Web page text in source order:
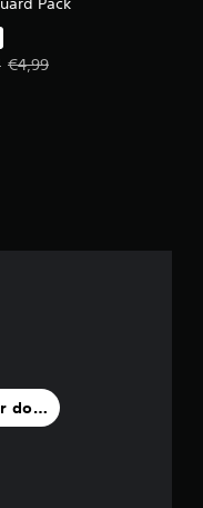
l'offre : €2,74 Prix initial :
€4,99
donner un avis